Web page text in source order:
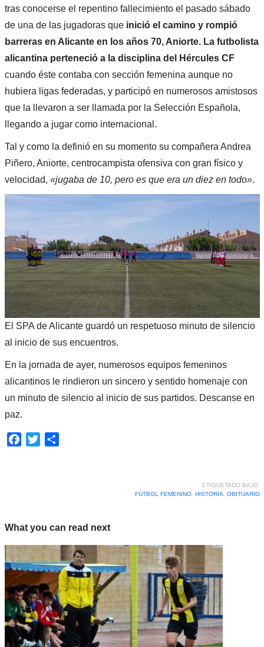
tras conocerse el repentino fallecimiento el pasado sábado
de una de las jugadoras que inició el camino y rompió
barreras en Alicante en los años 70, Aniorte. La futbolista
alicantina perteneció a la disciplina del Hércules CF
cuando éste contaba con sección femenina aunque no
hubiera ligas federadas, y participó en numerosos amistosos
que la llevaron a ser llamada por la Selección Española,
llegando a jugar como internacional.
Tal y como la definió en su momento su compañera Andrea
Piñero, Aniorte, centrocampista ofensiva con gran físico y
velocidad, «jugaba de 10, pero es que era un diez en todo».
El SPA de Alicante guardó un respetuoso minuto de silencio
al inicio de sus encuentros.
En la jornada de ayer, numerosos equipos femeninos
alicantinos le rindieron un sincero y sentido homenaje con
un minuto de silencio al inicio de sus partidos. Descanse en
paz.
Facebook
Twitter
ETIQUETADO BAJO:
FÚTBOL FEMENINO, HISTORIA OBITUARIO
What you can read next